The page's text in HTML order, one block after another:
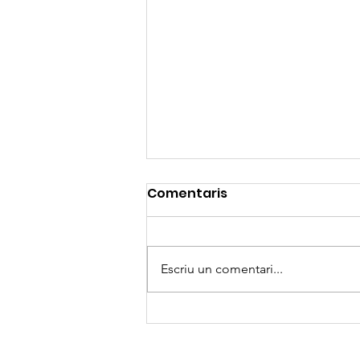
Nou Govern General de
Comentaris
Escriu un comentari...